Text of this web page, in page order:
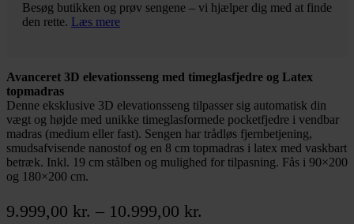
Besøg butikken og prøv sengene – vi hjælper dig med at finde
den rette. Læs mere
Avanceret 3D elevationsseng med timeglasfjedre og Latex
topmadras
Denne eksklusive 3D elevationsseng tilpasser sig automatisk din
vægt og højde med unikke timeglasformede pocketfjedre i vendbar
madras (medium eller fast). Sengen har trådløs fjernbetjening,
smudsafvisende nanostof og en 8 cm topmadras i latex med vaskbart
betræk. Inkl. 19 cm stålben og mulighed for tilpasning. Fås i 90×200
og 180×200 cm.
9.999,00 kr. – 10.999,00 kr.